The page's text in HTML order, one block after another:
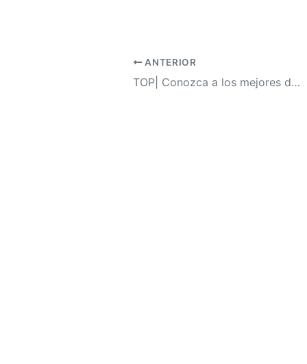
ANTERIOR
TOP| Conozca a los mejores deportistas en la historia de Honduras